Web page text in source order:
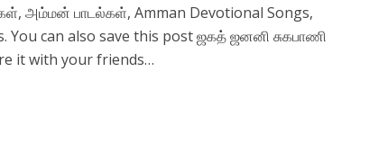
அம்மன் பாடல்கள், Amman Devotional Songs,
You can also save this post ஜகத் ஜனனி சுகபாணி
it with your friends…